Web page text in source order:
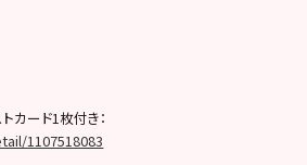
カード1枚付き：
1107518083